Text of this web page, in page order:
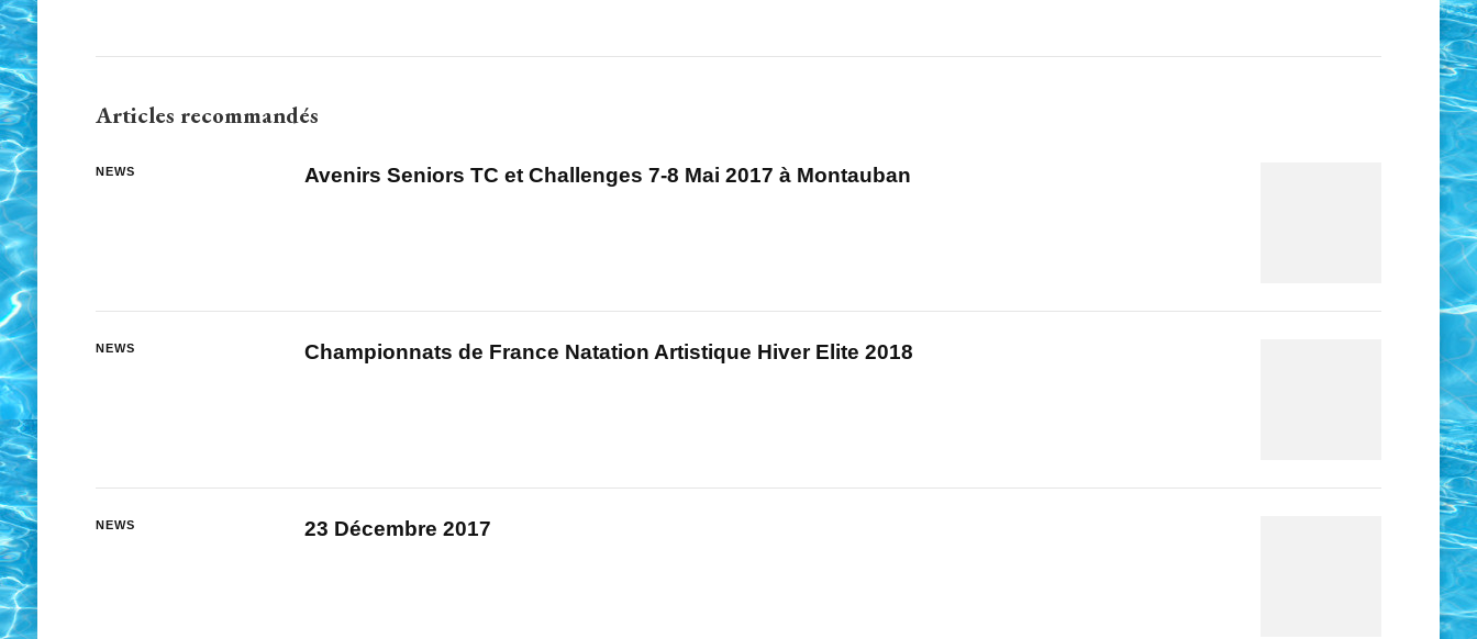
Articles recommandés
NEWS Avenirs Seniors TC et Challenges 7-8 Mai 2017 à Montauban
NEWS Championnats de France Natation Artistique Hiver Elite 2018
NEWS 23 Décembre 2017